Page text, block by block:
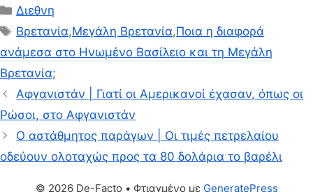
Κατηγορίες
Διεθνη
Ετικέτες
Βρετανία,Μεγάλη Βρετανία,Ποια η διαφορά
ανάμεσα στο Ηνωμένο Βασίλειο και τη Μεγάλη
Βρετανία;
Αφγανιστάν | Γιατί οι Αμερικανοί έχασαν, όπως οι
Ρώσοι, στο Αφγανιστάν
O αστάθμητος παράγων | Οι τιμές πετρελαίου
οδεύουν ολοταχώς προς τα 80 δολάρια το βαρέλι
© 2026 De-Facto • Φτιαγμένο με GeneratePress